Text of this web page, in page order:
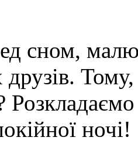
сном,
друзів.
ночі!